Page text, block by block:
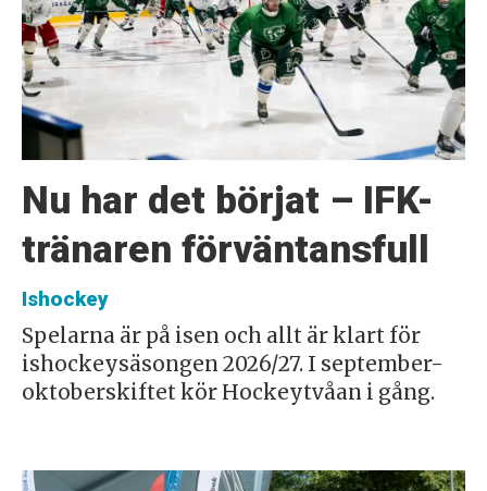
Nu har det börjat – IFK-
tränaren förväntansfull
Ishockey
Spelarna är på isen och allt är klart för
ishockeysäsongen 2026/27. I september-
oktoberskiftet kör Hockeytvåan i gång.